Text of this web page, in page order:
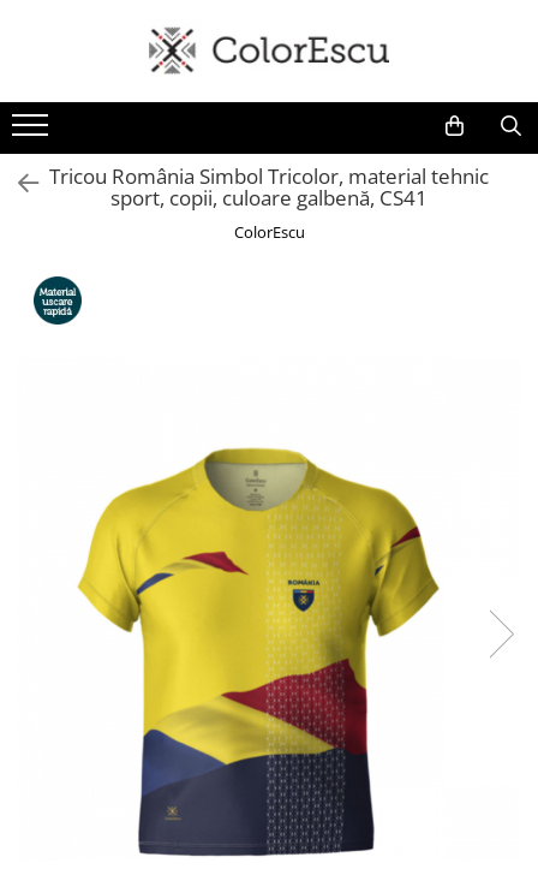
Toate produsele
Tricouri
Tricouri bărbați
Tricouri damă
Tricouri sport tehnice
Bluze si hanorace
Șepci și căciuli
Accesorii
Colecții
Tricouri cu mesaje de bine
Tricouri de poveste
Colecții speciale
Tricou România Simbol Tricolor, material tehnic
sport, copii, culoare galbenă, CS41
ColorEscu